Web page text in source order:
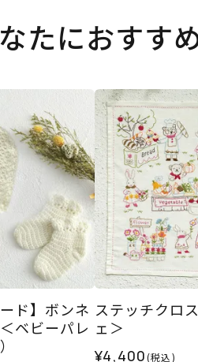
たにおすす
ド】ボンネ
ベビーパレ
ステッチクロ
ェ＞
¥4,400(税込)